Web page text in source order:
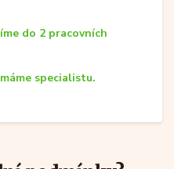
do 2 pracovních
specialistu.